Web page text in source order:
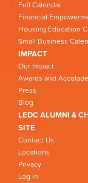
Full Calendar
Financial
Housing Education
Small Business
IMPACT
Our Impact
Awards and
Press
Blog
LEDC ALUMNI &
SITE
Contact Us
Locations
Privacy
Log in